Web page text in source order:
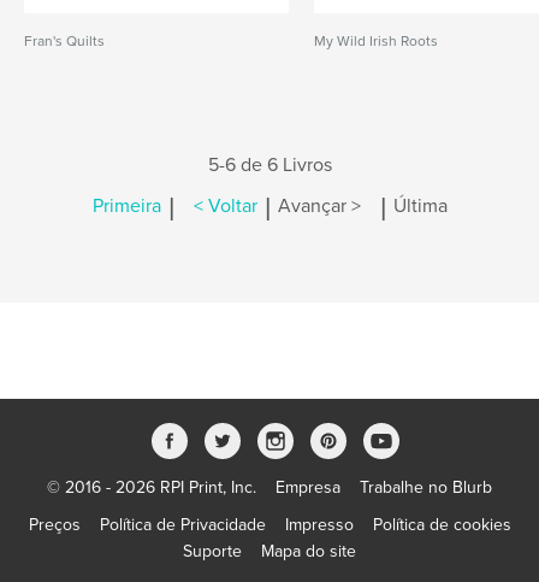
Fran's Quilts My Wild Irish Roots
5-6 de 6 Livros
Primeira | < Voltar | Avançar > | Última
© 2016 - 2026 RPI Print, Inc. Empresa
Trabalhe no Blurb
Preços
Política de Privacidade Impresso
Política de cookies
Suporte
Mapa do site